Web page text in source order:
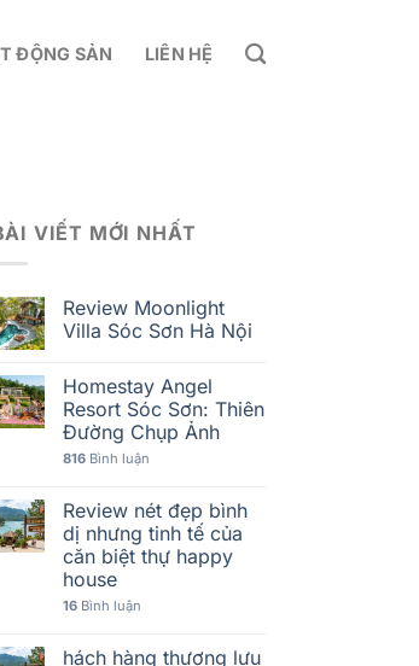
ĐỘNG SẢN LIÊN HỆ
VIẾT MỚI NHẤT
Review Moonlight
Villa Sóc Sơn Hà Nội
Homestay Angel
Resort Sóc Sơn: Thiên
Đường Chụp Ảnh
816Bình luận
Review nét đẹp bình
dị nhưng tinh tế của
căn biệt thự happy
house
16Bình luận
hách hàng thượng lưu